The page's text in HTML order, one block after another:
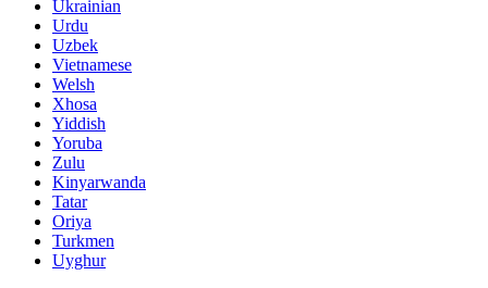
Ukrainian
Urdu
Uzbek
Vietnamese
Welsh
Xhosa
Yiddish
Yoruba
Zulu
Kinyarwanda
Tatar
Oriya
Turkmen
Uyghur